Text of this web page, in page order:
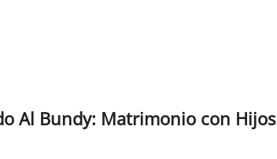
Al Bundy: Matrimonio con